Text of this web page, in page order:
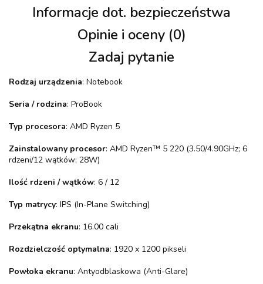
Informacje dot. bezpieczeństwa
Opinie i oceny (0)
Zadaj pytanie
Rodzaj urządzenia: Notebook
Seria / rodzina: ProBook
Typ procesora: AMD Ryzen 5
Zainstalowany procesor: AMD Ryzen™ 5 220 (3.50/4.90GHz; 6
rdzeni/12 wątków; 28W)
Ilość rdzeni / wątków: 6 / 12
Typ matrycy: IPS (In-Plane Switching)
Przekątna ekranu: 16.00 cali
Rozdzielczość optymalna: 1920 x 1200 pikseli
Powłoka ekranu: Antyodblaskowa (Anti-Glare)